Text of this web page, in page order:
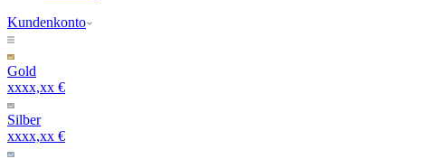
Kundenkonto
Gold
xxxx,xx €
Silber
xxxx,xx €